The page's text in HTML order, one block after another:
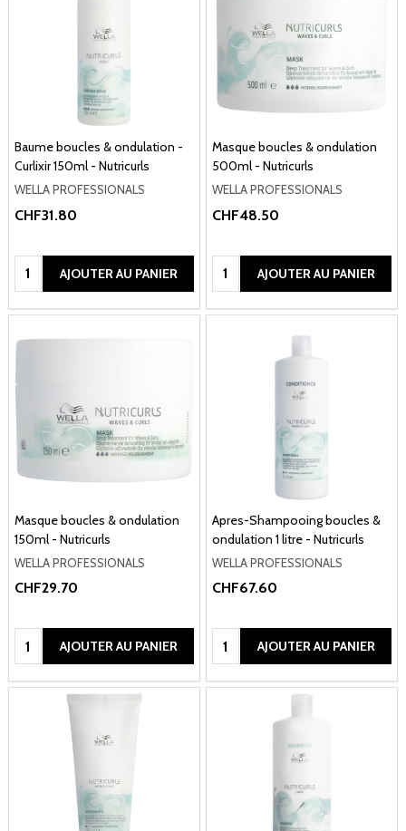
Baume boucles & ondulation -
Curlixir 150ml - Nutricurls
WELLA PROFESSIONALS
CHF31.80
Quantité:AJOUTER AU PANIER
Masque boucles & ondulation
500ml - Nutricurls
WELLA PROFESSIONALS
CHF48.50
Quantité:AJOUTER AU PANIER
Masque boucles & ondulation
150ml - Nutricurls
WELLA PROFESSIONALS
CHF29.70
Quantité:AJOUTER AU PANIER
Apres-Shampooing boucles &
ondulation 1 litre - Nutricurls
WELLA PROFESSIONALS
CHF67.60
Quantité:AJOUTER AU PANIER